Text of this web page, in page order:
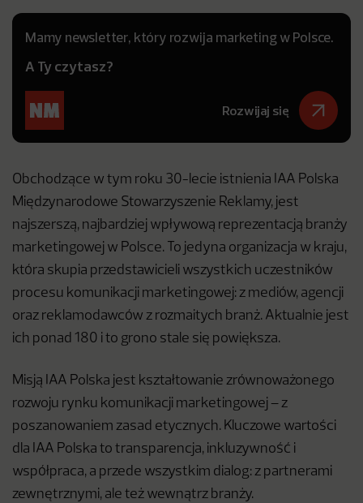
Mamy newsletter, który rozwija marketing w Polsce.
A Ty czytasz?
Rozwijaj się
Obchodzące w tym roku 30-lecie istnienia IAA Polska
Międzynarodowe Stowarzyszenie Reklamy, jest
najszerszą, najbardziej wpływową reprezentacją branży
marketingowej w Polsce. To jedyna organizacja w kraju,
która skupia przedstawicieli wszystkich uczestników
procesu komunikacji marketingowej: z mediów, agencji
oraz reklamodawców z rozmaitych branż. Aktualnie jest
ich ponad 180 i to grono stale się powiększa.
Misją IAA Polska jest kształtowanie zrównoważonego
rozwoju rynku komunikacji marketingowej – z
poszanowaniem zasad etycznych. Kluczowe wartości
dla IAA Polska to transparencja, inkluzywność i
współpraca, a przede wszystkim dialog: z partnerami
zewnętrznymi, ale też wewnątrz branży.